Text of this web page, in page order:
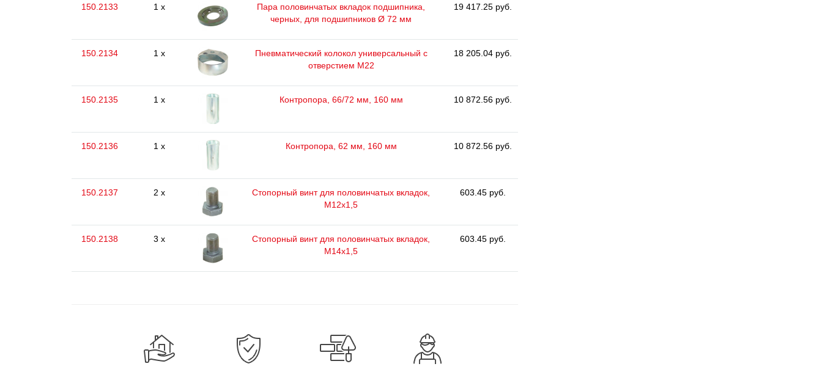
150.2133 1 x
Пара половинчатых вкладок подшипника,
черных, для подшипников Ø 72 мм
19 417.25 руб.
150.2134 1 x
Пневматический колокол универсальный с
отверстием M22
18 205.04 руб.
150.2135 1 x Контропора, 66/72 мм, 160 мм 10 872.56 руб.
150.2136 1 x Контропора, 62 мм, 160 мм 10 872.56 руб.
150.2137 2 x
Стопорный винт для половинчатых вкладок,
M12x1,5
603.45 руб.
150.2138 3 x
Стопорный винт для половинчатых вкладок,
M14x1,5
603.45 руб.